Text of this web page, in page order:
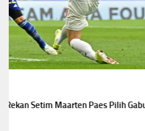
OLAHRAGA
Timnas Indonesia Bertolak ke